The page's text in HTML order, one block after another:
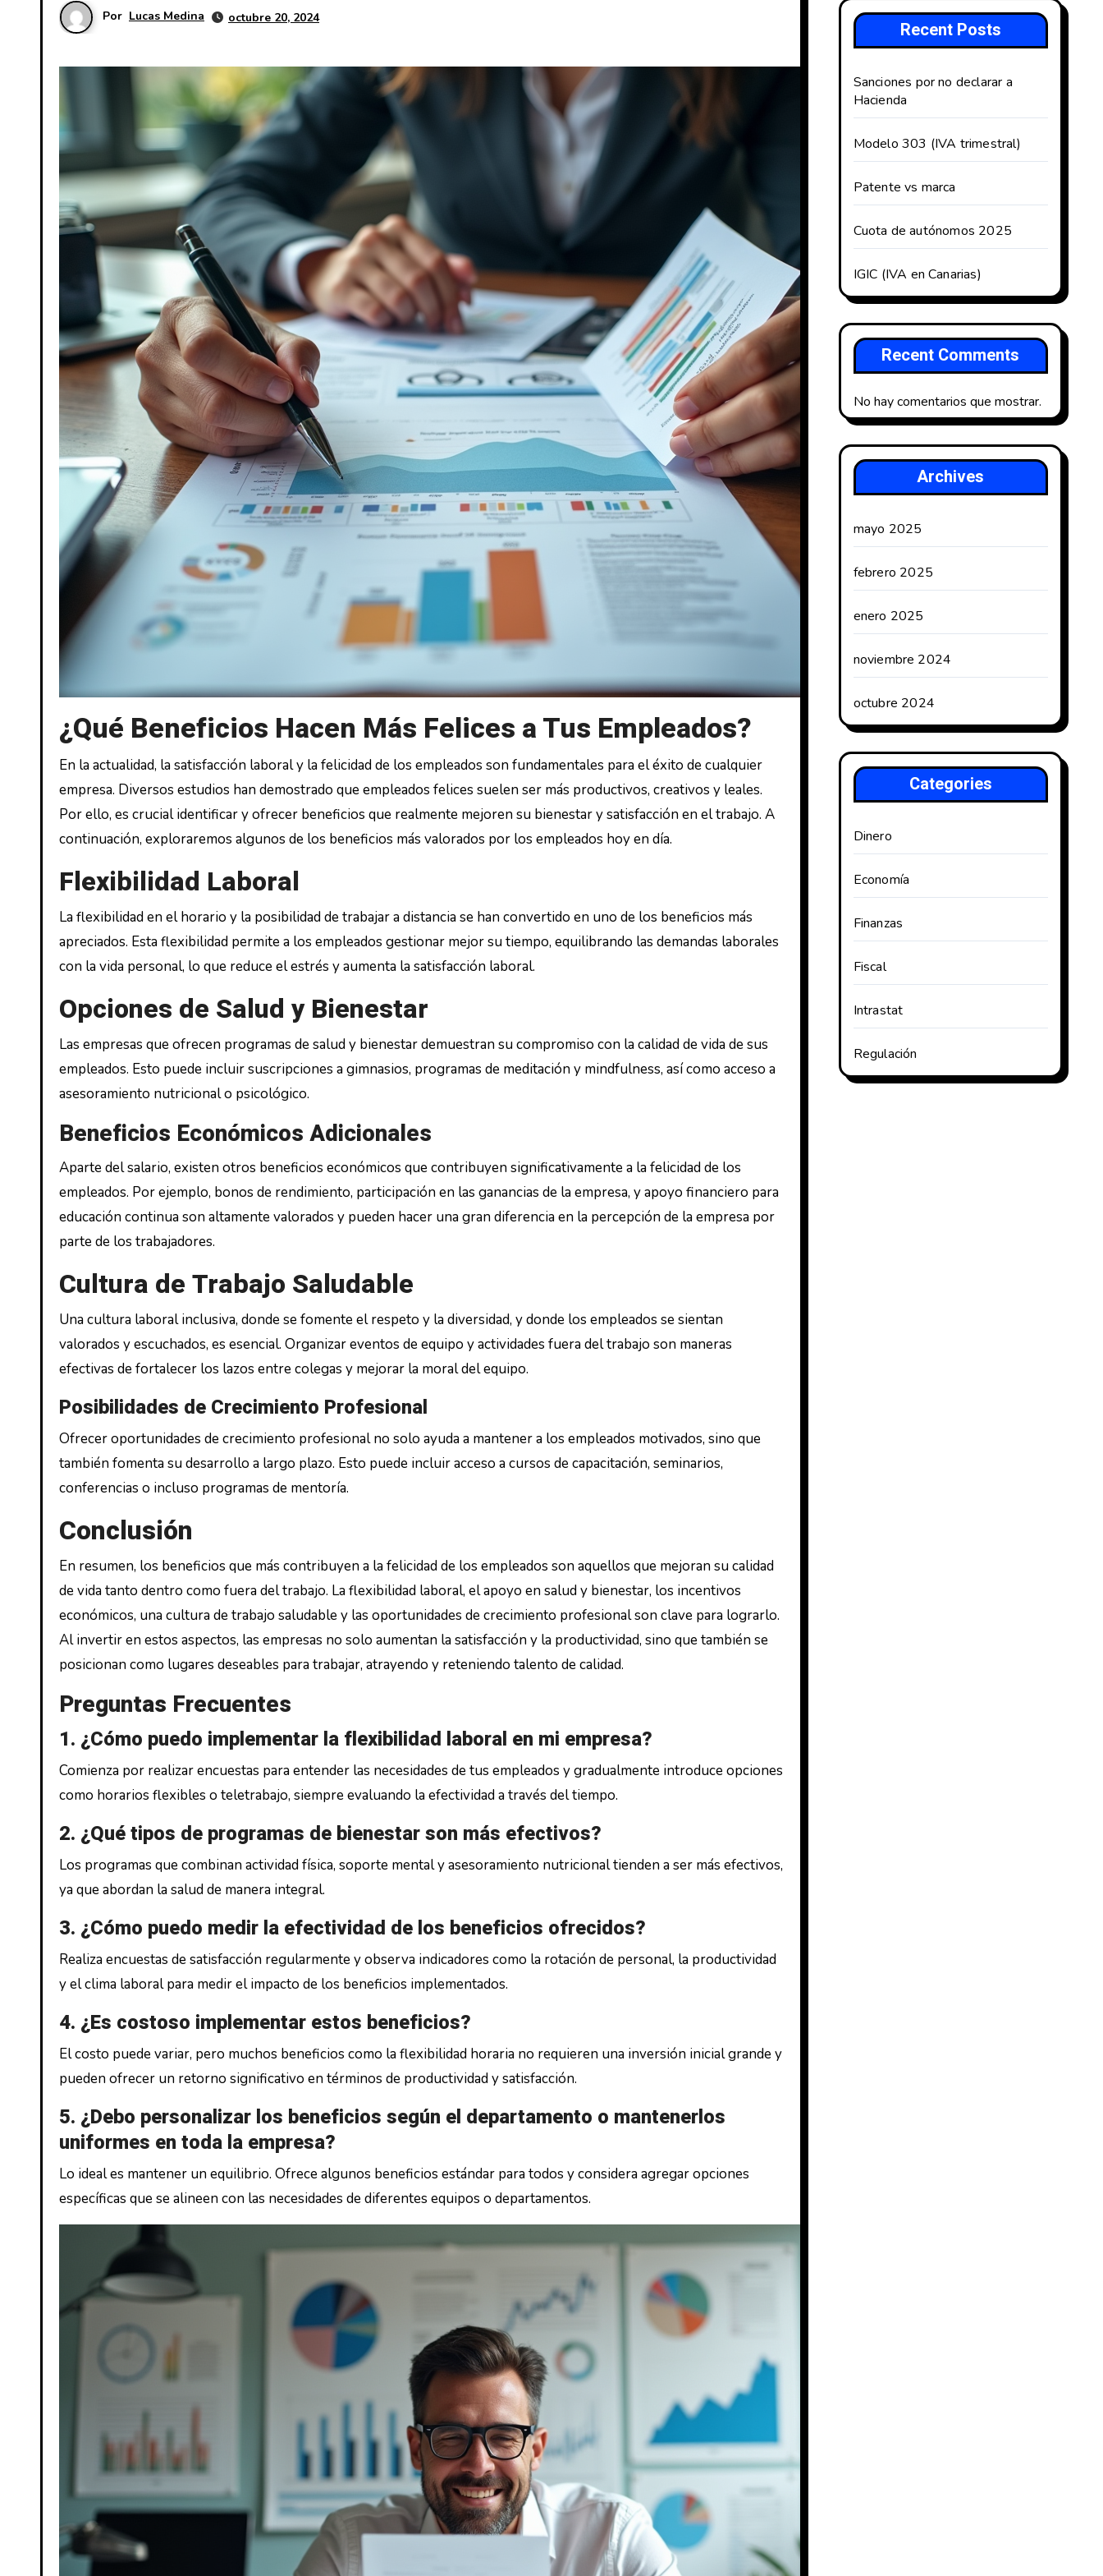
Por Lucas Medina octubre 20, 2024
¿Qué Beneficios Hacen Más Felices a Tus Empleados?
En la actualidad, la satisfacción laboral y la felicidad de los empleados son fundamentales para el éxito de cualquier
empresa. Diversos estudios han demostrado que empleados felices suelen ser más productivos, creativos y leales.
Por ello, es crucial identificar y ofrecer beneficios que realmente mejoren su bienestar y satisfacción en el trabajo. A
continuación, exploraremos algunos de los beneficios más valorados por los empleados hoy en día.
Flexibilidad Laboral
La flexibilidad en el horario y la posibilidad de trabajar a distancia se han convertido en uno de los beneficios más
apreciados. Esta flexibilidad permite a los empleados gestionar mejor su tiempo, equilibrando las demandas laborales
con la vida personal, lo que reduce el estrés y aumenta la satisfacción laboral.
Opciones de Salud y Bienestar
Las empresas que ofrecen programas de salud y bienestar demuestran su compromiso con la calidad de vida de sus
empleados. Esto puede incluir suscripciones a gimnasios, programas de meditación y mindfulness, así como acceso a
asesoramiento nutricional o psicológico.
Beneficios Económicos Adicionales
Aparte del salario, existen otros beneficios económicos que contribuyen significativamente a la felicidad de los
empleados. Por ejemplo, bonos de rendimiento, participación en las ganancias de la empresa, y apoyo financiero para
educación continua son altamente valorados y pueden hacer una gran diferencia en la percepción de la empresa por
parte de los trabajadores.
Cultura de Trabajo Saludable
Una cultura laboral inclusiva, donde se fomente el respeto y la diversidad, y donde los empleados se sientan
valorados y escuchados, es esencial. Organizar eventos de equipo y actividades fuera del trabajo son maneras
efectivas de fortalecer los lazos entre colegas y mejorar la moral del equipo.
Posibilidades de Crecimiento Profesional
Ofrecer oportunidades de crecimiento profesional no solo ayuda a mantener a los empleados motivados, sino que
también fomenta su desarrollo a largo plazo. Esto puede incluir acceso a cursos de capacitación, seminarios,
conferencias o incluso programas de mentoría.
Conclusión
En resumen, los beneficios que más contribuyen a la felicidad de los empleados son aquellos que mejoran su calidad
de vida tanto dentro como fuera del trabajo. La flexibilidad laboral, el apoyo en salud y bienestar, los incentivos
económicos, una cultura de trabajo saludable y las oportunidades de crecimiento profesional son clave para lograrlo.
Al invertir en estos aspectos, las empresas no solo aumentan la satisfacción y la productividad, sino que también se
posicionan como lugares deseables para trabajar, atrayendo y reteniendo talento de calidad.
Preguntas Frecuentes
1. ¿Cómo puedo implementar la flexibilidad laboral en mi empresa?
Comienza por realizar encuestas para entender las necesidades de tus empleados y gradualmente introduce opciones
como horarios flexibles o teletrabajo, siempre evaluando la efectividad a través del tiempo.
2. ¿Qué tipos de programas de bienestar son más efectivos?
Los programas que combinan actividad física, soporte mental y asesoramiento nutricional tienden a ser más efectivos,
ya que abordan la salud de manera integral.
3. ¿Cómo puedo medir la efectividad de los beneficios ofrecidos?
Realiza encuestas de satisfacción regularmente y observa indicadores como la rotación de personal, la productividad
y el clima laboral para medir el impacto de los beneficios implementados.
4. ¿Es costoso implementar estos beneficios?
El costo puede variar, pero muchos beneficios como la flexibilidad horaria no requieren una inversión inicial grande y
pueden ofrecer un retorno significativo en términos de productividad y satisfacción.
5. ¿Debo personalizar los beneficios según el departamento o mantenerlos
uniformes en toda la empresa?
Lo ideal es mantener un equilibrio. Ofrece algunos beneficios estándar para todos y considera agregar opciones
específicas que se alineen con las necesidades de diferentes equipos o departamentos.
Recent Posts
Sanciones por no declarar a
Hacienda
Modelo 303 (IVA trimestral)
Patente vs marca
Cuota de autónomos 2025
IGIC (IVA en Canarias)
Recent Comments
No hay comentarios que mostrar.
Archives
mayo 2025
febrero 2025
enero 2025
noviembre 2024
octubre 2024
Categories
Dinero
Economía
Finanzas
Fiscal
Intrastat
Regulación